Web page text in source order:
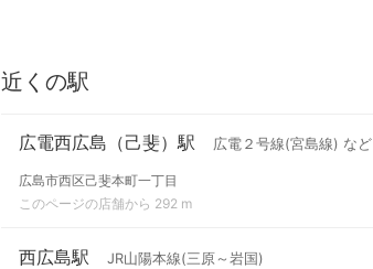
近くの駅
広電西広島（己斐）駅 広電２号線(宮島線) など
広島市西区己斐本町一丁目
このページの店舗から 292 m
西広島駅 JR山陽本線(三原～岩国)